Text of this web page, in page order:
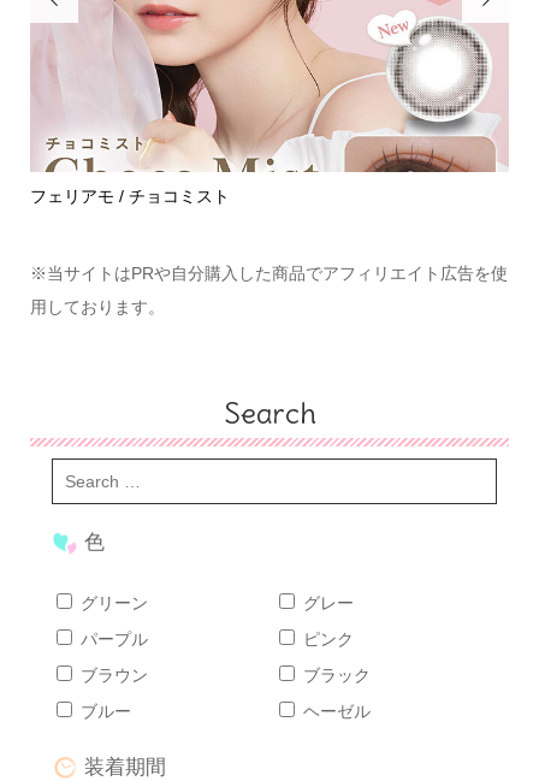
フェリアモ / チョコミスト
※当サイトはPRや自分購入した商品でアフィリエイト広告を使
用しております。
Search
色
グリーン
グレー
パープル
ピンク
ブラウン
ブラック
ブルー
ヘーゼル
装着期間